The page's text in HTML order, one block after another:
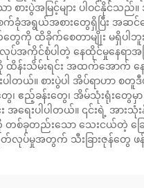
ာ စားပွဲအမြင့်များ ပါဝင်နိုင်သည်
ခုံအရွယ်အစားတွေရှိပြီး အဆင်
ေကို ထိခိုက်စေတာမျိုး မရှိပါဘူး
ကိုင်စုံပါတဲ့ နေထိုင်မှုနေရာအဖြစ်
န်းသိမ်းရင်း အထက်အောက် နေ
ပါတယ်။ စားပွဲပါ အိပ်ရာဟာ စ
ေ၊ ဧည့်ခန်းတွေ၊ အိမ်သုံးရုံးတွေမှ
အရေးပါပါတယ်။ ၎င်းရဲ့ အားသုံ
စ်ခုတည်းသော သေးငယ်တဲ့ ခြေ
လုပ်မှုအတွက် သီးခြားဇုန်တွေ ဖန်